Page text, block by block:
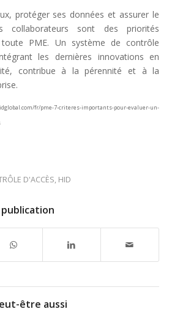
protéger ses données et assurer le
collaborateurs sont des priorités
toute PME. Un système de contrôle
les dernières innovations en
contribue à la pérennité et à la
fr/pme-7-criteres-importants-pour-evaluer-un-
D'ACCÈS, HID
être aussi